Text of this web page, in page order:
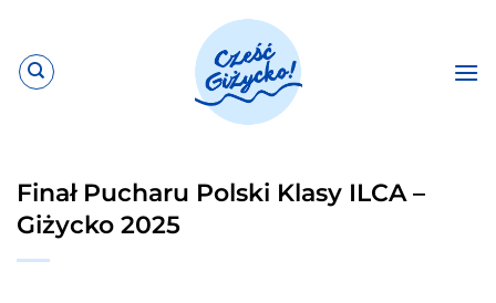
zawartości
Finał Pucharu Polski Klasy ILCA –
Giżycko 2025